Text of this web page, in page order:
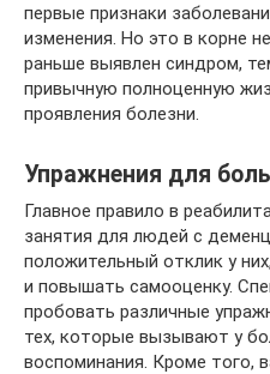
первые признаки
изменения. Но это в корне
раньше выявлен синдром,
привычную полноценную
проявления болезни.
Упражнения для
Главное правило в
занятия для людей с
положительный отклик у
и повышать самооценку.
пробовать различные
тех, которые вызывают у
воспоминания. Кроме того,